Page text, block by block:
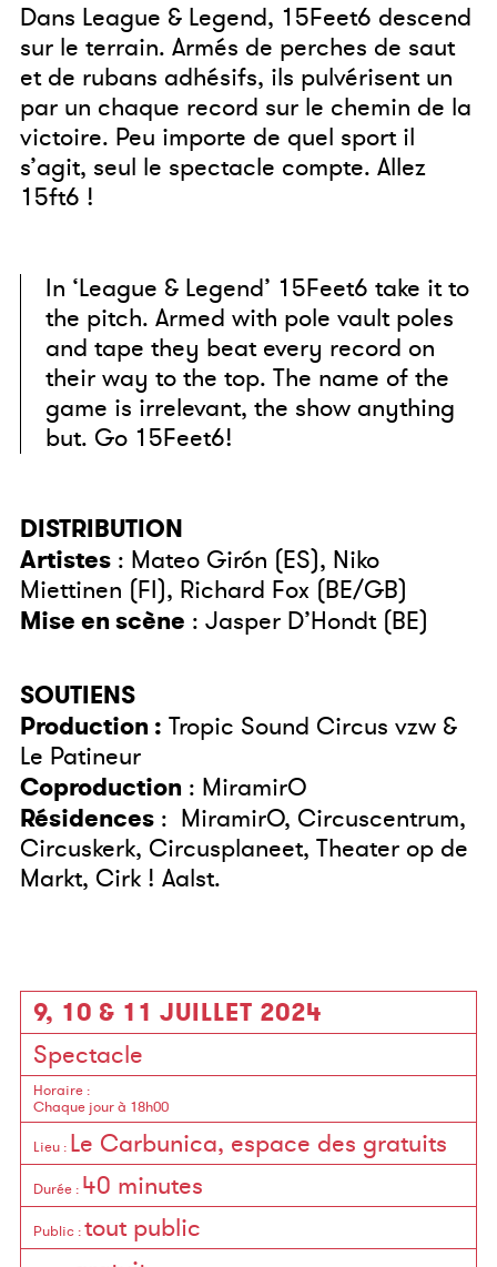
Dans League & Legend, 15Feet6 descend
sur le terrain. Armés de perches de saut
et de rubans adhésifs, ils pulvérisent un
par un chaque record sur le chemin de la
victoire. Peu importe de quel sport il
s’agit, seul le spectacle compte. Allez
15ft6 !
In ‘League & Legend’ 15Feet6 take it to
the pitch. Armed with pole vault poles
and tape they beat every record on
their way to the top. The name of the
game is irrelevant, the show anything
but. Go 15Feet6!
DISTRIBUTION
Artistes : Mateo Girón (ES), Niko
Miettinen (FI), Richard Fox (BE/GB)
Mise en scène : Jasper D’Hondt (BE)
SOUTIENS
Production : Tropic Sound Circus vzw &
Le Patineur
Coproduction : MiramirO
Résidences : MiramirO, Circuscentrum,
Circuskerk, Circusplaneet, Theater op de
Markt, Cirk ! Aalst.
9, 10 & 11 JUILLET 2024
Spectacle
Horaire :
Chaque jour à 18h00
Lieu : Le Carbunica, espace des gratuits
Durée : 40 minutes
Public :tout public